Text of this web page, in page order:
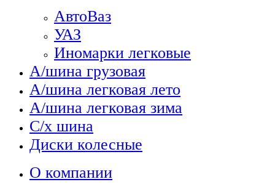
АвтоВаз
УАЗ
Иномарки легковые
А/шина грузовая
А/шина легковая лето
А/шина легковая зима
С/х шина
Диски колесные
О компании